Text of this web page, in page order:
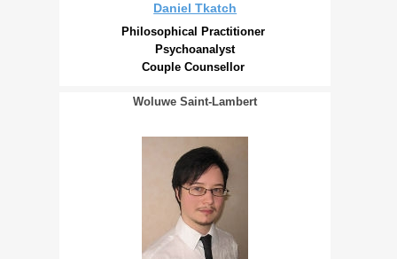
Daniel Tkatch
Philosophical Practitioner
Psychoanalyst
Couple Counsellor
Woluwe Saint-Lambert